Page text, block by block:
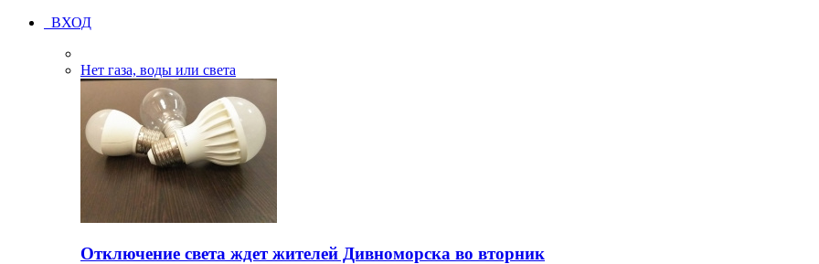
ВХОД
Нет газа, воды или света
Отключение света ждет жителей Дивноморска во вторник